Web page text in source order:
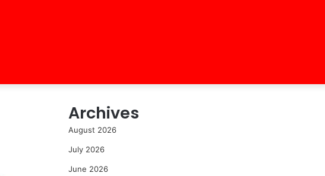
Archives
August 2026
July 2026
June 2026